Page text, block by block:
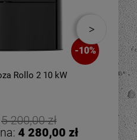
-10%
Rollo 2 10 kW
5 200,00 zł
4 280,00 zł
4